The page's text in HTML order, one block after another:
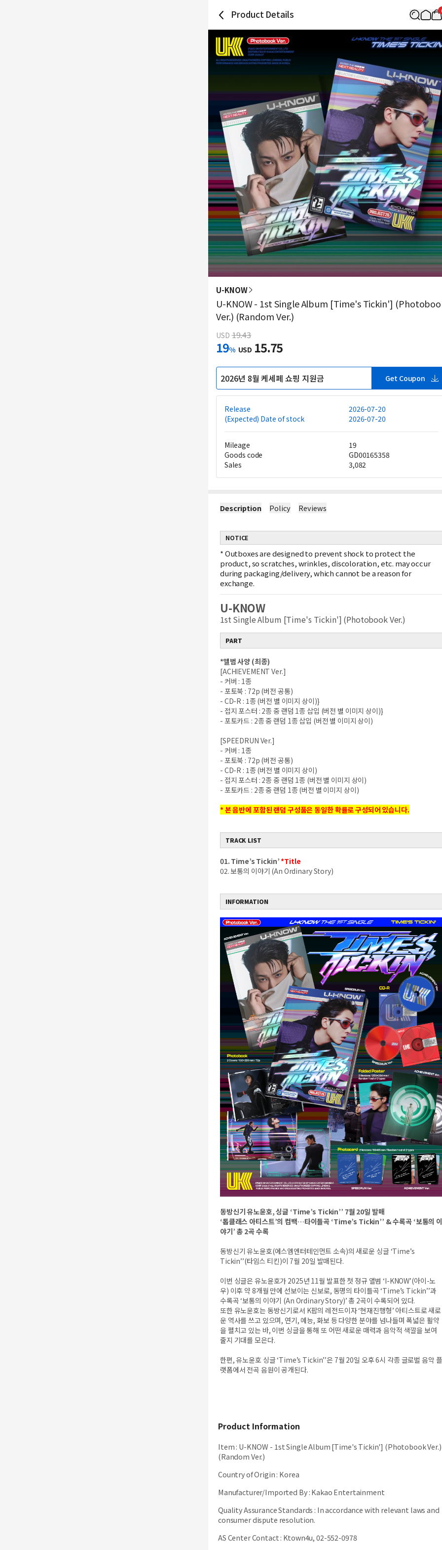
Product Details
U-KNOW
U-KNOW - 1st Single Album [Time's Tickin']
Ver.) (Random Ver.)
USD 19.43
19% USD 15.75
2026년 8월 케세페 쇼핑 지원금 Get Coupon
Release
2026-07-20
(Expected) Date of stock
2026-07-20
Mileage
19
Goods code
GD00165358
Sales
3,082
Description Policy Reviews
NOTICE
*Outboxes are designed to prevent shock to protect the
product, so scratches, wrinkles, discoloration, etc. may occur
during packaging/delivery, which cannot be a reason for
exchange.
U-KNOW
1st Single Album [Time's Tickin'] (Photobook Ver.)
PART
*앨범 사양 (최종)
[ACHIEVEMENT Ver.]
- 커버 : 1종
- 포토북 : 72p (버전 공통)
- CD-R : 1종 (버전 별 이미지 상이)}
- 접지 포스터 : 2종 중 랜덤 1종 삽입 (버전 별 이미지 상이)}
- 포토카드 : 2종 중 랜덤 1종 삽입 (버전 별 이미지 상이)
[SPEEDRUN Ver.]
- 커버 : 1종
- 포토북 : 72p (버전 공통)
- CD-R : 1종 (버전 별 이미지 상이)
- 접지 포스터 : 2종 중 랜덤 1종 (버전 별 이미지 상이)
- 포토카드 : 2종 중 랜덤 1종 (버전 별 이미지 상이)
*본 음반에 포함된 랜덤 구성품은 동일한 확률로 구성되어 있습니다.
TRACK LIST
01. Time’s Tickin’*Title
02. 보통의 이야기 (An Ordinary Story)
INFORMATION
동방신기 유노윤호, 싱글 ‘Time’s Tickin’’ 7월 20일 발매
‘톱클래스 아티스트’의 컴백…타이틀곡 ‘Time’s Tickin’’ & 수록곡 ‘보통의 이
야기’ 총 2곡 수록
동방신기 유노윤호(에스엠엔터테인먼트 소속)의 새로운 싱글 ‘Time’s
Tickin’’(타임스 티킨)이 7월 20일 발매된다.
이번 싱글은 유노윤호가 2025년 11월 발표한 첫 정규 앨범 ‘I-KNOW’(아이-노
우) 이후 약 8개월 만에 선보이는 신보로, 동명의 타이틀곡 ‘Time’s Tickin’’과
수록곡 ‘보통의 이야기 (An Ordinary Story)’ 총 2곡이 수록되어 있다.
또한 유노윤호는 동방신기로서 K팝의 레전드이자 ‘현재진행형’ 아티스트로 새로
운 역사를 쓰고 있으며, 연기, 예능, 화보 등 다양한 분야를 넘나들며 폭넓은 활약
을 펼치고 있는 바, 이번 싱글을 통해 또 어떤 새로운 매력과 음악적 색깔을 보여
줄지 기대를 모은다.
한편, 유노윤호 싱글 ‘Time’s Tickin’’은 7월 20일 오후 6시 각종 글로벌 음악 플
랫폼에서 전곡 음원이 공개된다.
Product Information
Item: U-KNOW - 1st Single Album [Time's Tickin'] (Photobook Ver.)
(Random Ver.)
Country of Origin: Korea
Manufacturer/Imported By:Kakao Entertainment
Quality Assurance Standards : In accordance with relevant laws and
consumer dispute resolution.
AS Center Contact: Ktown4u, 02-552-0978